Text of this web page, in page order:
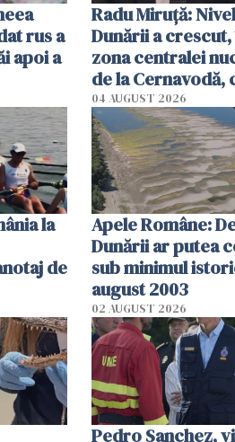
rus a
apoi a
Radu Miruţă:
Dunării a crescut,
zona centralei
de la Cernavodă,
cm faţă de ziua
04 AUGUST 2026
la
de
Apele Române:
Dunării ar putea
sub minimul
august 2003
02 AUGUST 2026
Pedro Sanchez,